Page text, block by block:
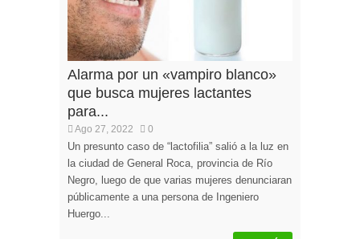
Alarma por un «vampiro blanco»
que busca mujeres lactantes
para...
Ago 27, 2022 0
Un presunto caso de “lactofilia” salió a la luz en
la ciudad de General Roca, provincia de Río
Negro, luego de que varias mujeres denunciaran
públicamente a una persona de Ingeniero
Huergo...